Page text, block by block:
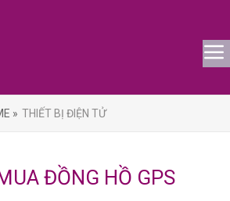
» THIẾT BỊ ĐIỆN TỬ
ĐỒNG HỒ GPS